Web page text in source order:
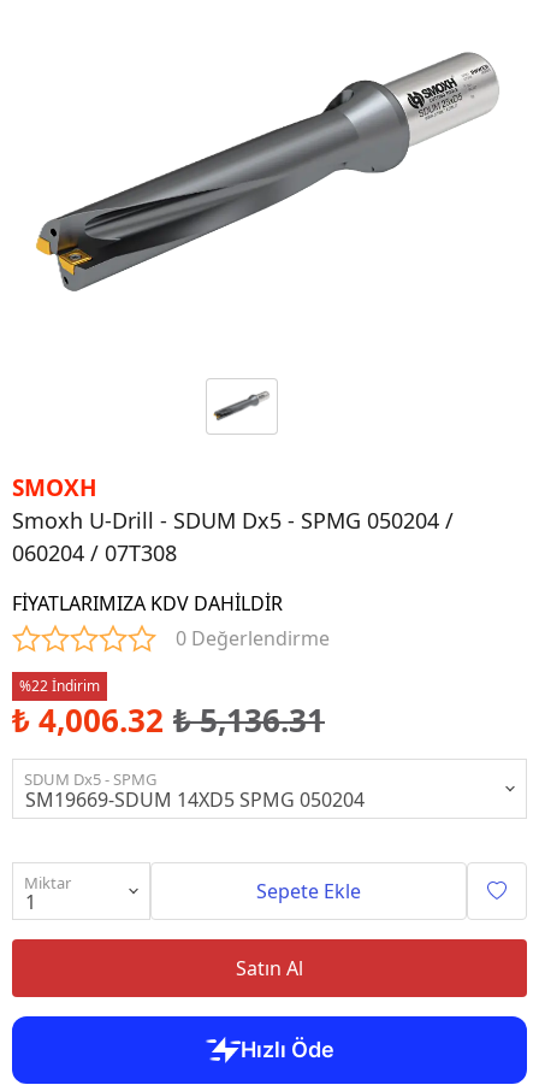
SMOXH
Smoxh U-Drill - SDUM Dx5 - SPMG 050204 /
060204 / 07T308
FİYATLARIMIZA KDV DAHİLDİR
0 Değerlendirme
%22 İndirim
₺ 4,006.32 ₺ 5,136.31
SDUM Dx5 - SPMG
Miktar Sepete Ekle
Satın Al